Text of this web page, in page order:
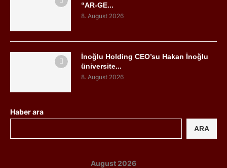
“AR-GE...
8. August 2026
İnoğlu Holding CEO’su Hakan İnoğlu
üniversite...
8. August 2026
Haber ara
ARA
August 2026